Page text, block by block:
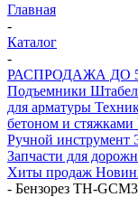
Главная
-
Каталог
-
РАСПРОДАЖА ДО
Подъемники
для арматуры
бетоном и стяжками
Ручной инструмент
Запчасти для
Хиты продаж
- Бензорез TH-